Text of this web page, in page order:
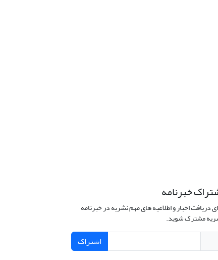
خبرنامه
دریافت اخبار و اطلاعیه های مهم نشریه در خبرنامه
مشترک شوید.
اشتراک